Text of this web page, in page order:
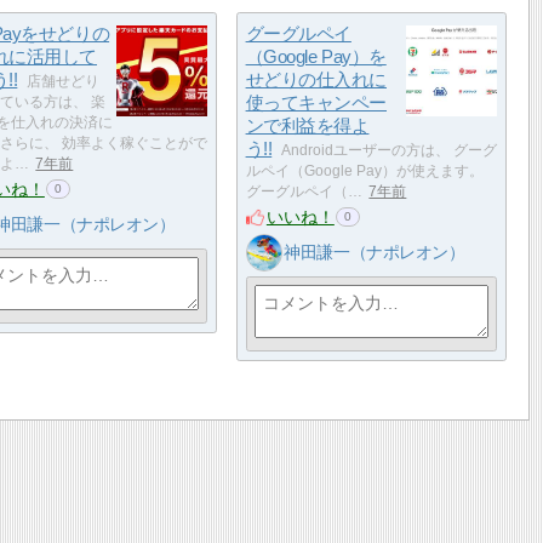
をせどりの
に活用して
!!
店舗せどり
いる方は、 楽
仕入れの決済に
らに、 効率よく稼ぐことがで
…
7年前
ね！ 0
田謙一（ナポレオン）
グーグルペイ
（Google Pay）を
せどりの仕入れに
使ってキャンペー
ンで利益を得よ
う!!
Androidユーザーの方は、 グーグ
ルペイ（Google Pay）が使えます。
グーグルペイ（…
7年前
いいね！ 0
神田謙一（ナポレオン）